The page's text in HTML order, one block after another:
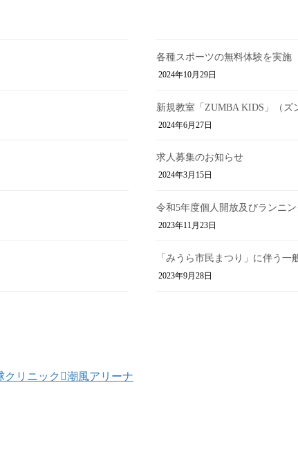
各種スポーツの無料体験を実施
2024年10月29日
新規教室「ZUMBA KIDS」（ズ
2024年6月27日
求人募集のお知らせ
2024年3月15日
令和5年度個人開放及びランニ
2023年11月23日
「みうら市民まつり」に伴う一
2023年9月28日
クリニック 潮風アリーナ